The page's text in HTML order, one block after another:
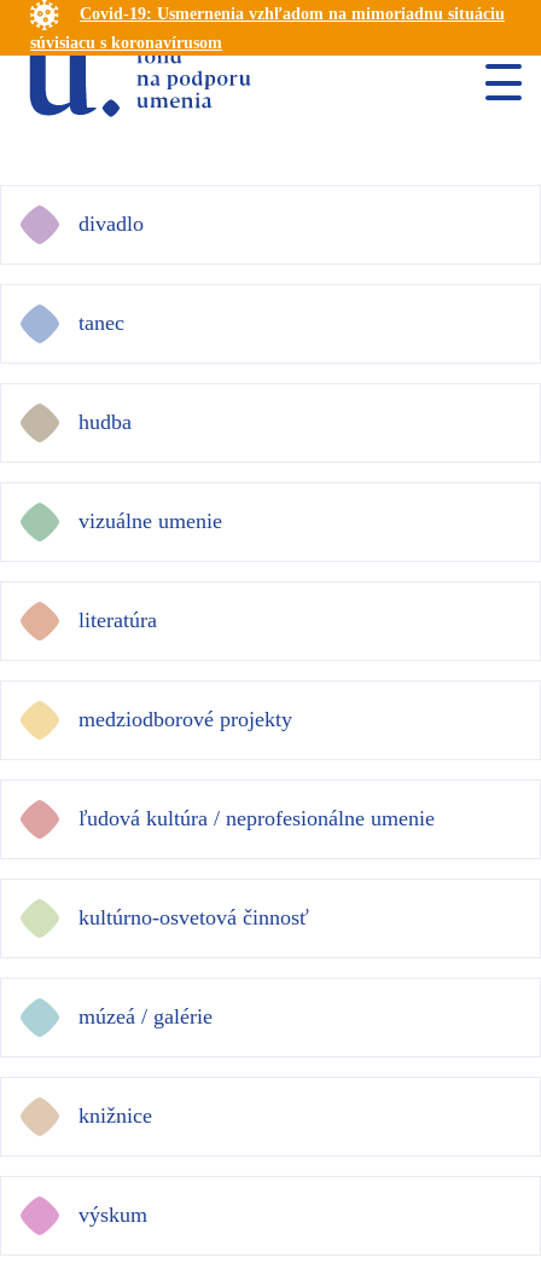
Covid-19: Usmernenia vzhľadom na mimoriadnu situáciu
súvisiacu s koronavírusom
divadlo
tanec
hudba
vizuálne umenie
literatúra
medziodborové projekty
ľudová kultúra / neprofesionálne umenie
kultúrno-osvetová činnosť
múzeá / galérie
knižnice
výskum